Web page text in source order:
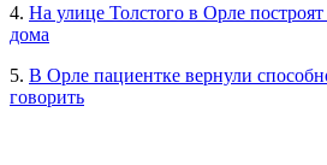
4. На улице Толстого в Орле
дома
5. В Орле пациентке вернули
говорить